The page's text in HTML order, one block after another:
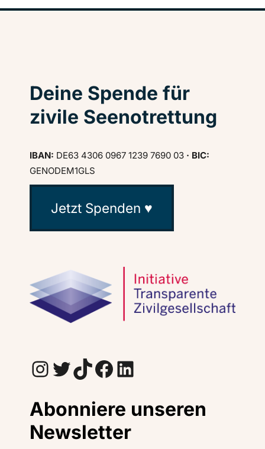
Deine Spende für
zivile Seenotrettung
IBAN: DE63 4306 0967 1239 7690 03 · BIC:
GENODEM1GLS
Jetzt Spenden ♥
InstagramTwitter TikTok Facebook LinkedIn
Abonniere unseren
Newsletter